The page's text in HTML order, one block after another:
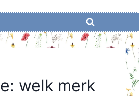
welk merk